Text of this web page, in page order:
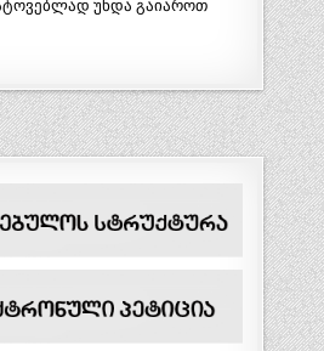
უნდა გაიაროთ